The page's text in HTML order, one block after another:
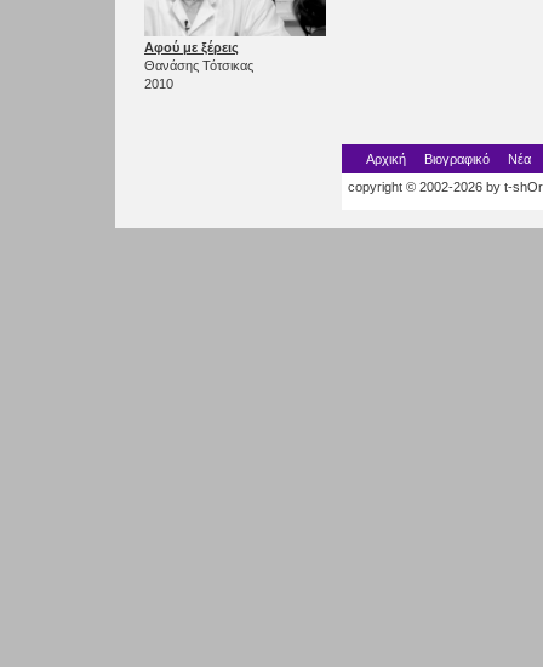
Αφού με ξέρεις
Θανάσης Τότσικας
2010
Αρχική Βιογραφικό
Νέα
copyright © 2002-2026 by t-